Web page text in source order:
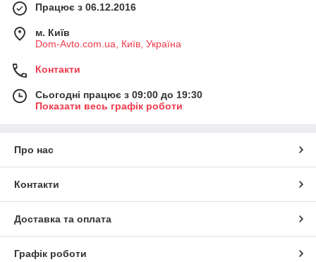
Працює з 06.12.2016
м. Київ
Dom-Avto.com.ua, Київ, Україна
Контакти
Сьогодні працює з 09:00 до 19:30
Показати весь графік роботи
Про нас
Контакти
Доставка та оплата
Графік роботи